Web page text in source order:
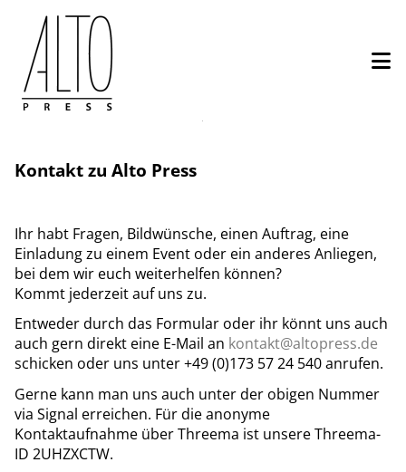
Inhalt
buchen
Kontakt zu Alto Press
Ihr habt Fragen, Bildwünsche, einen Auftrag, eine
Einladung zu einem Event oder ein anderes Anliegen,
bei dem wir euch weiterhelfen können?
Kommt jederzeit auf uns zu.
Entweder durch das Formular oder ihr könnt uns auch
auch gern direkt eine E-Mail an kontakt@altopress.de
schicken oder uns unter +49 (0)173 57 24 540 anrufen.
Gerne kann man uns auch unter der obigen Nummer
via Signal erreichen. Für die anonyme
Kontaktaufnahme über Threema ist unsere Threema-
ID 2UHZXCTW.